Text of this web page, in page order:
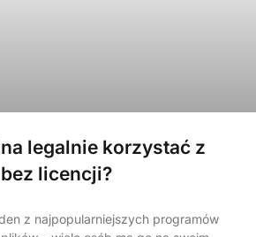
legalnie korzystać z
licencji?
z najpopularniejszych programów